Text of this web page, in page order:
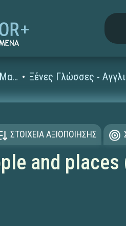
ΨΗΦΙΑΚΟ ΣΧΟΛΕΙΟ (Μαθησιακά Αντικείμενα)
ΣΤΟΙΧΕΙΑ ΑΞΙΟΠΟΙΗΣΗΣ
and